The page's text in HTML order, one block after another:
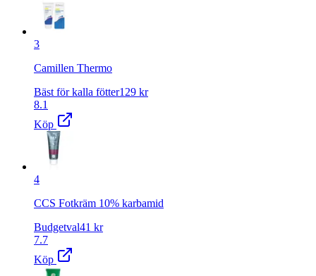
3
Camillen Thermo
Bäst för kalla fötter129 kr
8.1
Köp
4
CCS Fotkräm 10% karbamid
Budgetval41 kr
7.7
Köp